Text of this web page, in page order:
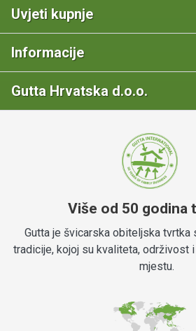
Uvjeti kupnje
Informacije
Gutta Hrvatska d.o.o.
Više od 50 godina
Gutta je švicarska obiteljska tvrtka
tradicije, kojoj su kvaliteta, održivost
mjestu.